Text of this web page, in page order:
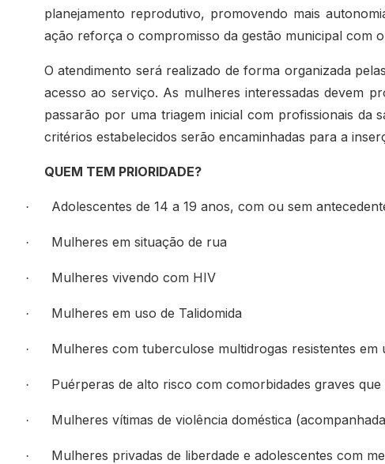
planejamento reprodutivo, promovendo mais
ação reforça o compromisso da gestão municipal com
O atendimento será realizado de forma organizada
acesso ao serviço. As mulheres interessadas devem
passarão por uma triagem inicial com profissionais da
critérios estabelecidos serão encaminhadas para a
QUEM TEM PRIORIDADE?
· Adolescentes de 14 a 19 anos, com ou sem
· Mulheres em situação de rua
· Mulheres vivendo com HIV
· Mulheres em uso de Talidomida
· Mulheres com tuberculose multidrogas resistentes em
· Puérperas de alto risco com comorbidades graves
· Mulheres vítimas de violência doméstica
· Mulheres privadas de liberdade e adolescentes com